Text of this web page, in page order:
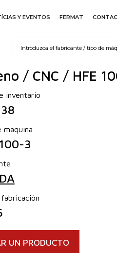
Y EVENTOS FERMAT
/ CNC / HFE
inventario
maquina
3
UN PRODUCTO